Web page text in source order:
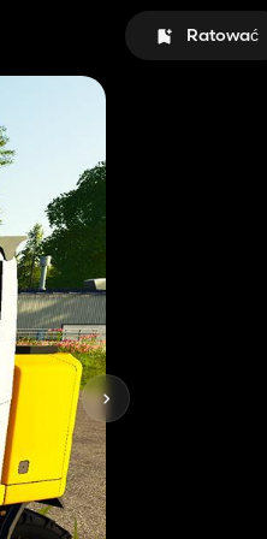
Ratować